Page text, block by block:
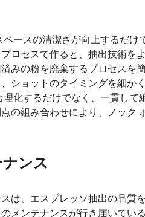
ースの清潔さが向上するだけ
ロセスで作ると、抽出技術を
みの粉を廃棄するプロセスを
ショットのタイミングを細か
化するだけでなく、一貫して
の組み合わせにより、ノック
ンス
は、エスプレッソ抽出の品質
メンテナンスが行き届いてい